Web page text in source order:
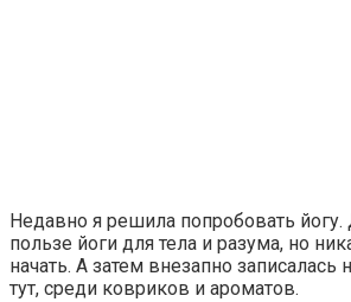
Недавно я решила попробовать
пользе йоги для тела и разума, но
начать. А затем внезапно записалась
тут, среди ковриков и ароматов.
Королева вагона отожгла!
Грибок на ногтях стирается